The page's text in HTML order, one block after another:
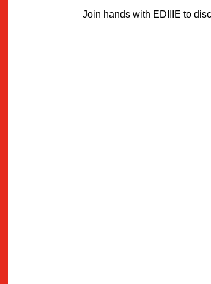
Join hands with EDIIIE to